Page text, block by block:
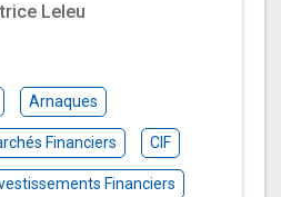
Leleu
Arnaques
Financiers CIF
Financiers